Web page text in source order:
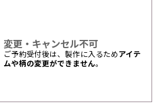
変更・キャンセル不可
ご予約受付後は、製作に入るため アイテ
ムや柄の変更ができません。